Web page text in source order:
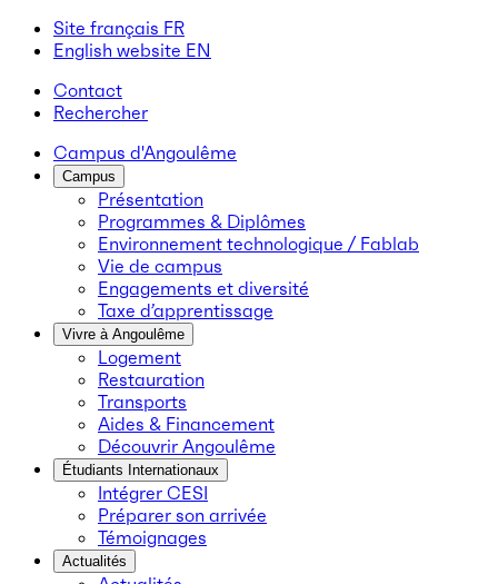
Site français FR
English website EN
Contact
Rechercher
Campus d'Angoulême
Campus
Présentation
Programmes & Diplômes
Environnement technologique / Fablab
Vie de campus
Engagements et diversité
Taxe d’apprentissage
Vivre à Angoulême
Logement
Restauration
Transports
Aides & Financement
Découvrir Angoulême
Étudiants Internationaux
Intégrer CESI
Préparer son arrivée
Témoignages
Actualités